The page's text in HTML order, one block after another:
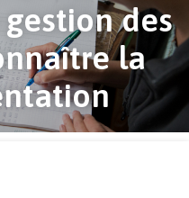
des
la